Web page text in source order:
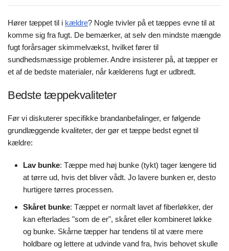
Hører tæppet til i kældre? Nogle tvivler på et tæppes evne til at
komme sig fra fugt. De bemærker, at selv den mindste mængde
fugt forårsager skimmelvækst, hvilket fører til
sundhedsmæssige problemer. Andre insisterer på, at tæpper er
et af de bedste materialer, når kælderens fugt er udbredt.
Bedste tæppekvaliteter
Før vi diskuterer specifikke brandanbefalinger, er følgende
grundlæggende kvaliteter, der gør et tæppe bedst egnet til
kældre:
Lav bunke: Tæppe med høj bunke (tykt) tager længere tid
at tørre ud, hvis det bliver vådt. Jo lavere bunken er, desto
hurtigere tørres processen.
Skåret bunke: Tæppet er normalt lavet af fiberløkker, der
kan efterlades "som de er", skåret eller kombineret løkke
og bunke. Skårne tæpper har tendens til at være mere
holdbare og lettere at udvinde vand fra, hvis behovet skulle